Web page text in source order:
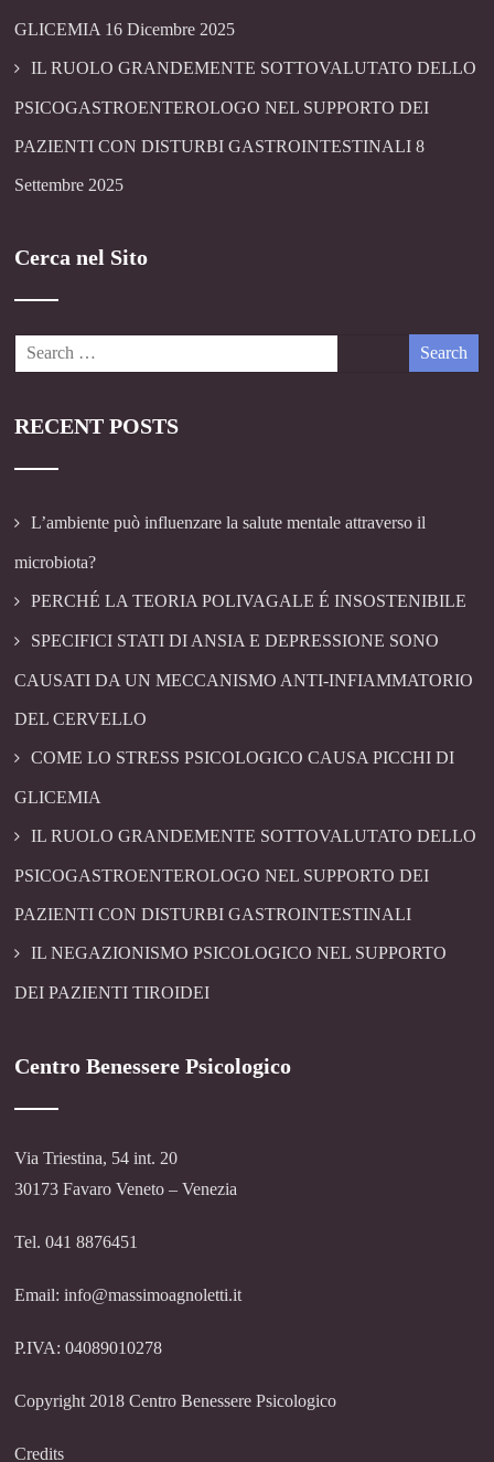
GLICEMIA 16 Dicembre 2025
IL RUOLO GRANDEMENTE SOTTOVALUTATO DELLO
PSICOGASTROENTEROLOGO NEL SUPPORTO DEI
PAZIENTI CON DISTURBI GASTROINTESTINALI 8
Settembre 2025
Cerca nel Sito
RECENT POSTS
L’ambiente può influenzare la salute mentale attraverso il
microbiota?
PERCHÉ LA TEORIA POLIVAGALE É INSOSTENIBILE
SPECIFICI STATI DI ANSIA E DEPRESSIONE SONO
CAUSATI DA UN MECCANISMO ANTI-INFIAMMATORIO
DEL CERVELLO
COME LO STRESS PSICOLOGICO CAUSA PICCHI DI
GLICEMIA
IL RUOLO GRANDEMENTE SOTTOVALUTATO DELLO
PSICOGASTROENTEROLOGO NEL SUPPORTO DEI
PAZIENTI CON DISTURBI GASTROINTESTINALI
IL NEGAZIONISMO PSICOLOGICO NEL SUPPORTO
DEI PAZIENTI TIROIDEI
Centro Benessere Psicologico
Via Triestina, 54 int. 20
30173 Favaro Veneto – Venezia
Tel. 041 8876451
Email: info@massimoagnoletti.it
P.IVA: 04089010278
Copyright 2018 Centro Benessere Psicologico
Credits